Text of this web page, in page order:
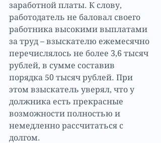
заработной платы. К слову,
работодатель не баловал своего
работника высокими выплатами
за труд – взыскателю ежемесячно
перечислялось не более 3,6 тысяч
рублей, в сумме составив
порядка 50 тысяч рублей. При
этом взыскатель уверял, что у
должника есть прекрасные
возможности полностью и
немедленно рассчитаться с
долгом.